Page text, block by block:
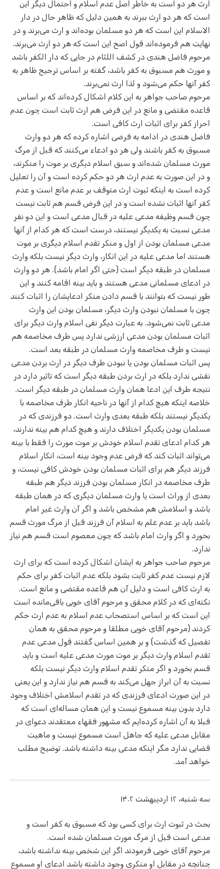
ارث هر دو است به خاطر اصل عدم اسلام و احتمال دیگر این
است که هر دو ارث ببرند به همین دلیل که ظاهر حال در دار
الاسلام این است که هر دو مسلمان بوده‌اند و ارث می‌برند و در
نهایت هم فرموده‌اند قول اصح این است که هر دو ارث می‌برند.
مرحوم فاضل هندی در کشف اللثام در جایی که دار الکفر باشد
و مورث هم مسبوق به کفر باشد،‌ گفته‌ بر اساس ترجیح ظاهر به
کفر آنها حکم می‌شود و لذا ارث نمی‌برند.
مرحوم صاحب جواهر به این کلام اشکال کرده‌اند که بر اساس
قاعده مقتضی و مانع در این فرض هم ارث ثابت است چون عدم
احراز کفر برای اثبات ارث کافی است.
فاضل هندی در ادامه به فرضی اشاره کرده‌ که هر دو وارث
مسبوق به کفر باشند ولی هر دو ادعاء می‌کنند که قبل از مرگ
مورث مسلمان شده‌اند و سبق اسلام دیگری بر موت را منکرند،
و در این صورت به عدم ارث هر دو حکم کرده است و آن را تعلیل
کرده است به اینکه ثبوت ارث متوقف بر عدم مانع است و عدم
کفر آنها اثبات نشده است و در این فرض قسم هم ثابت نیست
چون قسم وظیفه مدعی علیه در قبال مدعی است و این دو نفر
مدعی نسبت به یکدیگر نیستند، درست است که هر کدام از آنها
مدعی مسلمان بودن از اول و منکر تقدم اسلام دیگری بر موت
هستند اما مدعی علیه در این انکار، وارث دیگر نیست بلکه وارث
مسلمان در طبقه دیگر است (حتی اگر امام باشد). هر دو وارث
در ادعای مسلمانی مدعی هستند و باید بینه اقامه کنند و این
طور نیست که بتوانند با قسم دادن منکر ادعایشان را اثبات کنند
چون با مسلمان نبودن وارث دیگر، مسلمان بودن این وارث
مدعی ثابت نمی‌شود. به عبارت دیگر نفی اسلام وارث دیگر برای
اثبات مسلمان بودن مدعی ارزشی ندارد پس طرف مخاصمه هم
نیست و طرف مخاصمه وارث مسلمان در طبقه بعد است.
پس اثبات مسلمان بودن یا نبودن طرف دیگر در ارث بردن مدعی
نقشی ندارد بلکه در ارث بردن طبقه دیگر است که تاثیر دارد در
نتیجه طرف این ادعا همان وارث مسلمان در طبقه دیگر است.
خلاصه اینکه هیچ کدام از آنها در ناحیه انکار طرف مخاصمه با
یکدیگر نیستند بلکه طبقه بعدی وارث است. دو فرزندی که در
مسلمان بودن یکدیگر اختلاف دارند و هیچ کدام هم بینه ندارند،
هر کدام ادعای تقدم اسلام خودش بر موت مورث را فقط با بینه
می‌تواند اثبات کند که فرض عدم وجود بینه است، انکار اسلام
فرزند دیگر هم برای اثبات مسلمان بودن خودش کافی نیست، و
طرف مخاصمه در انکار مسلمان بودن فرزند دیگر هم طبقه
بعدی از وراث است یا وارث مسلمان دیگری که در همان طبقه
باشد و اسلامش هم مشخص باشد و اگر آن وارث غیر امام
باشد باید بر عدم علم به اسلام آن فرزند قبل از مرگ مورث قسم
بخورد و اگر وارث امام باشد که چون معصوم است قسم هم نیاز
ندارد.
مرحوم صاحب جواهر به ایشان اشکال کرده است که برای ارث
لازم نیست عدم کفر ثابت بشود بلکه عدم اثبات کفر برای حکم
به ارث کافی است و دلیل آن هم قاعده مقتضی و مانع است.
نکته‌ای که در کلام محقق و مرحوم آقای خویی باقی‌مانده است
این است که بر اساس استصحاب عدم اسلام به عدم ارث حکم
کردند (مرحوم آقای خویی مطلقا و مرحوم محقق به همان
تفصیل که گذشت) و بر همین اساس گفتند قول مدعی عدم
تقدم اسلام وارث دیگر بر موت مورث مدعی علیه است و باید
قسم بخورد و اگر منکر تقدم اسلام وارث دیگر نیست بلکه
نسبت به آن ابراز جهل می‌کند به قسم هم نیاز ندارد و این یعنی
در این صورت ادعای فرزندی که در تقدم اسلامش اختلاف وجود
دارد بدون بینه مسموع نیست و این همان مساله‌ای است که
قبلا به آن اشاره کرده‌ایم که مشهور فقهاء معتقدند دعوای در
مقابل مدعی علیه که جاهل است مسموع نیست و ماهیت
قضایی ندارد مگر اینکه مدعی بینه داشته باشد. توضیح مطلب
خواهد آمد.
سه شنبه، ۱۲ اردیبهشت ۱۴۰۲
بحث در ثبوت ارث برای کسی بود که مسبوق به کفر است و
مدعی است قبل از مرگ مورث مسلمان شده است.
مرحوم آقای خویی فرمودند اگر این شخص بینه نداشته باشد،
چنانچه در مقابل او منکری وجود داشته باشد ادعای او مسموع